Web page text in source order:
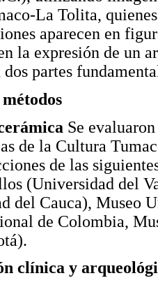
La Tolita,
aparecen en
la expresión de un
partes
Se
de la Cultura
de las
(Universidad del
del Cauca), Museo
de Colombia,
clínica y